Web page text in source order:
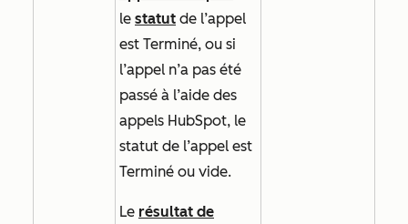
le statut de l’appel
est Terminé, ou si
l’appel n’a pas été
passé à l’aide des
appels HubSpot, le
statut de l’appel est
Terminé ou vide.
Le résultat de